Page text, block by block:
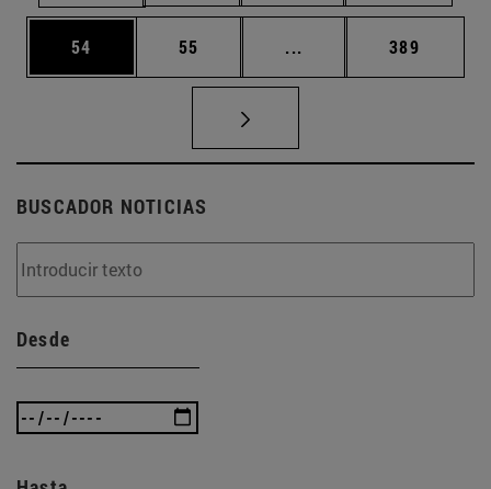
Página
54 Página
55 ... Páginas intermedias
Página
389
BUSCADOR NOTICIAS
Desde